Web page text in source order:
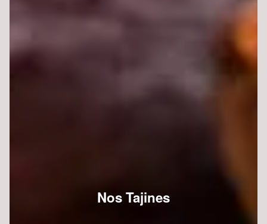
Nos Tajines